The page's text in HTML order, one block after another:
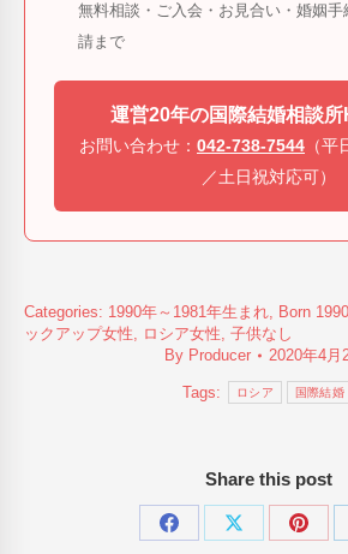
無料相談・ご入会・お見合い・婚姻手
請まで
運営20年の国際結婚相談
お問い合わせ： 042-738-7544 （
／土日祝対応可）
Categories: 1990年～1981年生まれ, Born
ックアップ女性, ロシア女性, 子供なし
By Producer 2020年4月
Tags: ロシア 国際結婚
Share this post
Share
Share
Share